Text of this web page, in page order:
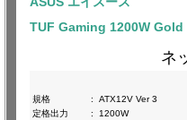
TUF Gaming 1200W
ネ
規格
:
ATX12V Ver 3
定格出力
:
1200W